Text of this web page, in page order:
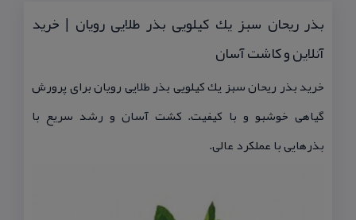
بذر ریحان سبز یك كیلویی بذر طلایی رویان | خرید
آنلاین و كاشت آسان
خرید بذر ریحان سبز یك كیلویی بذر طلایی رویان برای پرورش
گیاهی خوشبو و با كیفیت. كشت آسان و رشد سریع با
بذرهایی با عملكرد عالی.